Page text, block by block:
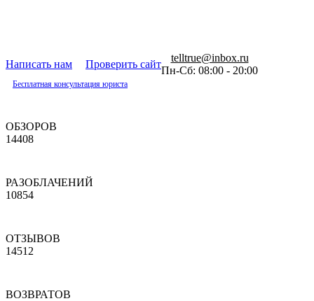
Написать нам Проверить сайт
telltrue@inbox.ru
Пн-Сб: 08:00 - 20:00
Бесплатная консультация юриста
ОБЗОРОВ
14408
РАЗОБЛАЧЕНИЙ
10854
ОТЗЫВОВ
14512
ВОЗВРАТОВ